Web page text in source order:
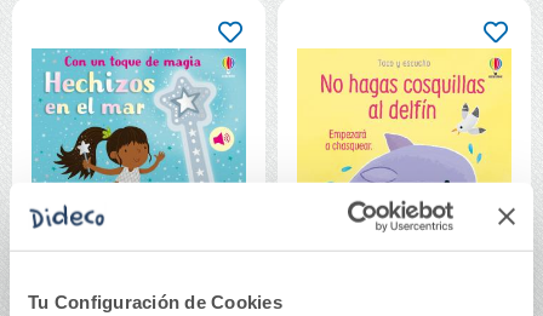
Tu Configuración de Cookies